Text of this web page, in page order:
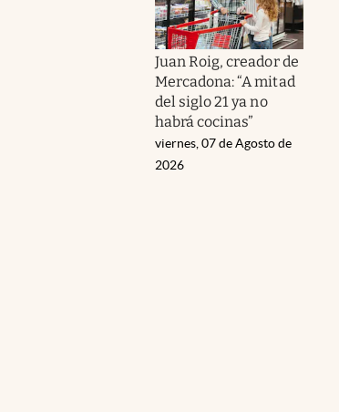
Juan Roig, creador de
Mercadona: “A mitad
del siglo 21 ya no
habrá cocinas”
viernes, 07 de Agosto de
2026